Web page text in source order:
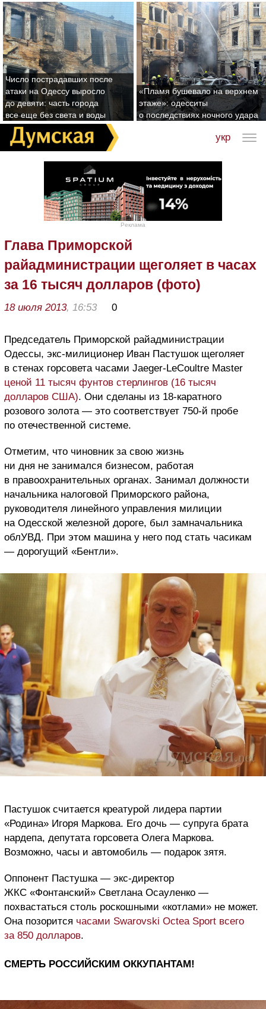
Число пострадавших после
атаки на Одессу выросло
до девяти: часть города
все еще без света и воды
«Пламя бушевало на верхнем
этаже»: одесситы
о последствиях ночного удара
укр
Реклама
Глава Приморской
райадминистрации щеголяет в часах
за 16 тысяч долларов (фото)
18 июля 2013, 16:53 0
Председатель Приморской райадминистрации
Одессы, экс-милиционер Иван Пастушок щеголяет
в стенах горсовета часами Jaeger-LeCoultre Master
ценой 11 тысяч фунтов стерлингов (16 тысяч
долларов США). Они сделаны из 18-каратного
розового золота — это соответствует 750-й пробе
по отечественной системе.
Отметим, что чиновник за свою жизнь
ни дня не занимался бизнесом, работая
в правоохранительных органах. Занимал должности
начальника налоговой Приморского района,
руководителя линейного управления милиции
на Одесской железной дороге, был замначальника
облУВД. При этом машина у него под стать часикам
— дорогущий «Бентли».
Пастушок считается креатурой лидера партии
«Родина» Игоря Маркова. Его дочь — супруга брата
нардепа, депутата горсовета Олега Маркова.
Возможно, часы и автомобиль — подарок зятя.
Оппонент Пастушка — экс-директор
ЖКС «Фонтанский» Светлана Осауленко —
похвастаться столь роскошными «котлами» не может.
Она позорится часами Swarovski Octea Sport всего
за 850 долларов.
СМЕРТЬ РОССИЙСКИМ ОККУПАНТАМ!